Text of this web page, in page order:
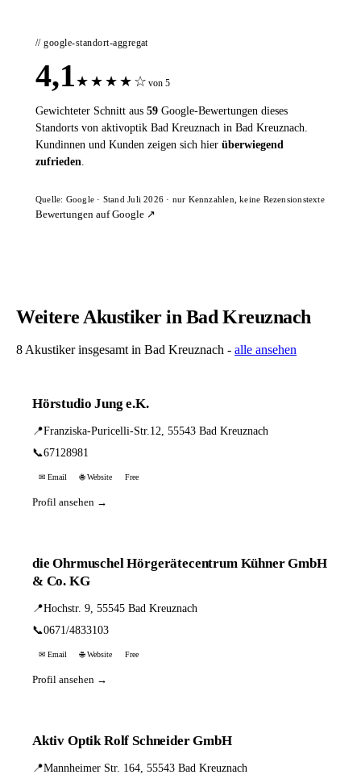
// google-standort-aggregat
4,1★ ★ ★ ★ ☆ von 5
Gewichteter Schnitt aus 59 Google-Bewertungen dieses
Standorts von aktivoptik Bad Kreuznach in Bad Kreuznach.
Kundinnen und Kunden zeigen sich hier überwiegend
zufrieden.
Quelle: Google · Stand Juli 2026 · nur Kennzahlen, keine Rezensionstexte
Bewertungen auf Google ↗
Weitere Akustiker in Bad Kreuznach
8 Akustiker insgesamt in Bad Kreuznach - alle ansehen
Hörstudio Jung e.K.
📍Franziska-Puricelli-Str.12, 55543 Bad Kreuznach
📞67128981
✉ Email 🌐 Website Free
Profil ansehen →
die Ohrmuschel Hörgerätecentrum Kühner GmbH
& Co. KG
📍Hochstr. 9, 55545 Bad Kreuznach
📞0671/4833103
✉ Email 🌐 Website Free
Profil ansehen →
Aktiv Optik Rolf Schneider GmbH
📍Mannheimer Str. 164, 55543 Bad Kreuznach